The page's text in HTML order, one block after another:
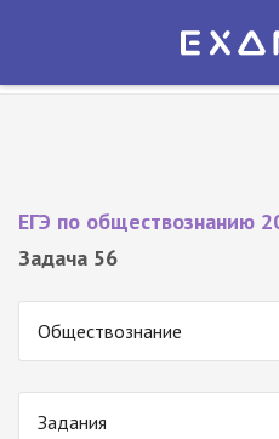
Экзамер — ЕГЭ 2027
ЕГЭ по обществознанию
Задача 56
Обществознание
Задания